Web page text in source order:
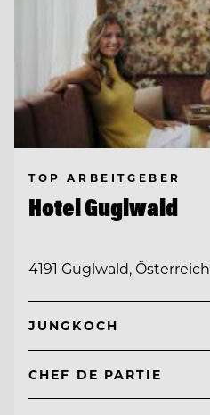
TOP ARBEITGEBER
Hotel Guglwald
4191 Guglwald, Österreich
JUNGKOCH
CHEF DE PARTIE